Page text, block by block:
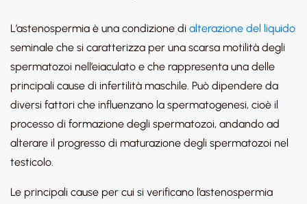
L’astenospermia è una condizione di alterazione del liquido
seminale che si caratterizza per una scarsa motilità degli
spermatozoi nell’eiaculato e che rappresenta una delle
principali cause di infertilità maschile. Può dipendere da
diversi fattori che influenzano la spermatogenesi, cioè il
processo di formazione degli spermatozoi, andando ad
alterare il progresso di maturazione degli spermatozoi nel
testicolo.
Le principali cause per cui si verificano l’astenospermia